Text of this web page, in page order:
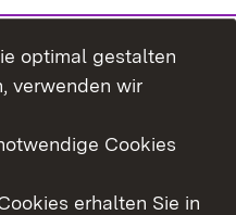
optimal gestalten
verwenden wir
Cookies
erhalten Sie in